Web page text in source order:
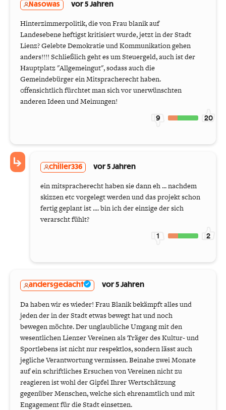
Nasowas vor 5 Jahren
Hinterzimmerpolitik, die von Frau blanik auf
Landesebene heftigst kritisiert wurde, jetzt in der Stadt
Lienz? Gelebte Demokratie und Kommunikation gehen
anders!!!! Schließlich geht es um Steuergeld, auch ist der
Hauptplatz "Allgemeingut", sodass auch die
Gemeindebürger ein Mitspracherecht haben.
0ffensichtlich fürchtet man sich vor unerwünschten
anderen Ideen und Meinungen!
9 20
chiller336 vor 5 Jahren
ein mitspracherecht haben sie dann eh ... nachdem
skizzen etc vorgelegt werden und das projekt schon
fertig geplant ist .... bin ich der einzige der sich
verarscht fühlt?
1 2
andersgedacht vor 5 Jahren
Da haben wir es wieder! Frau Blanik bekämpft alles und
jeden der in der Stadt etwas bewegt hat und noch
bewegen möchte. Der unglaubliche Umgang mit den
wesentlichen Lienzer Vereinen als Träger des Kultur- und
Sportlebens ist nicht nur respektlos, sondern lässt auch
jegliche Verantwortung vermissen. Beinahe zwei Monate
auf ein schriftliches Ersuchen von Vereinen nicht zu
reagieren ist wohl der Gipfel Ihrer Wertschätzung
gegenüber Menschen, welche sich ehrenamtlich und mit
Engagement für die Stadt einsetzen.